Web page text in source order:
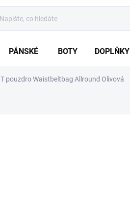
PÁNSKÉ BOTY DOPLŇKY
pouzdro Waistbeltbag Allround Olivová